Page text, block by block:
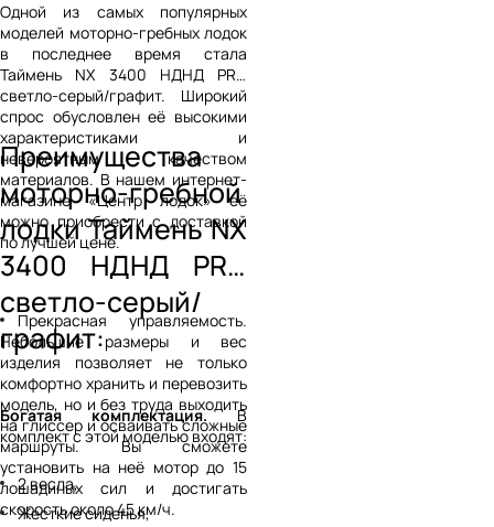
Одной из самых популярных
моделей моторно-гребных лодок
в последнее время стала
Таймень NX 3400 НДНД PRO
светло-серый/графит. Широкий
спрос обусловлен её высокими
характеристиками и
невероятным качеством
материалов. В нашем интернет-
магазине «Центр лодок» её
можно приобрести с доставкой
по лучшей цене.
Преимущества
моторно-гребной
лодки Таймень NX
3400 НДНД PRO
светло-серый/
графит:
Прекрасная управляемость.
Небольшие размеры и вес
изделия позволяет не только
комфортно хранить и перевозить
модель, но и без труда выходить
на глиссер и осваивать сложные
маршруты. Вы сможете
установить на неё мотор до 15
лошадиных сил и достигать
скорость около 45 км/ч.
Богатая комплектация.В
комплект с этой моделью входят:
2 весла,
Жесткие сиденья,